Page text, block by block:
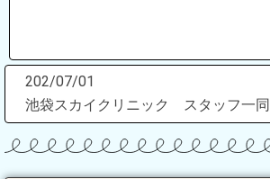
202/07/01
池袋スカイクリニック スタッフ一同